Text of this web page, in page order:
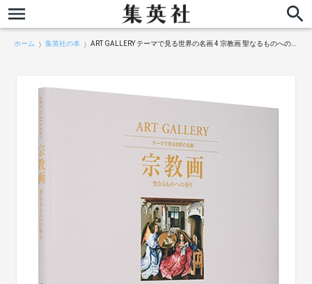
ホーム 集英社の本 ART GALLERY テーマで見る世界の名画 4 宗教画 聖なるものへの祈り